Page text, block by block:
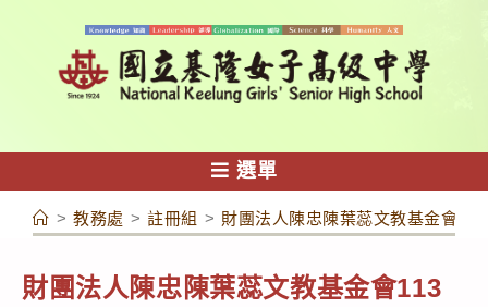
容
選單
> 教務處 > 註冊組 > 財團法人陳忠陳葉蕊文教基金會
財團法人陳忠陳葉蕊文教基金會113